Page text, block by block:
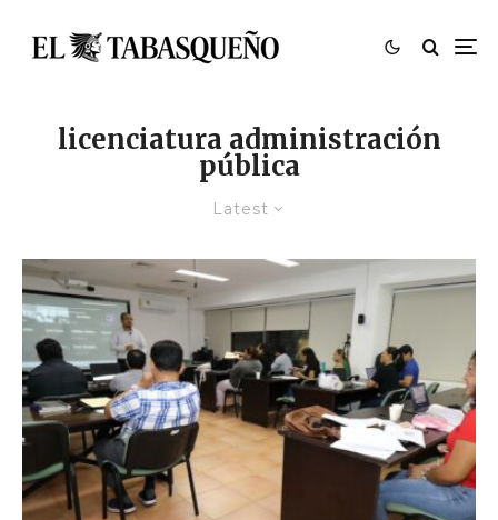
licenciatura administración
pública
Latest